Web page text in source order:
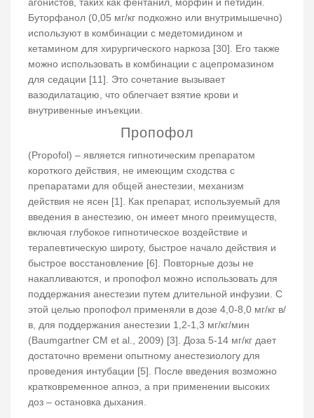
агонистов, таких как фентанил, морфин и петидин.
Буторфанол (0,05 мг/кг подкожно или внутримышечно)
используют в комбинации с медетомидином и
кетамином для хирургического наркоза [30]. Его также
можно использовать в комбинации с ацепромазином
для седации [11]. Это сочетание вызывает
вазодилатацию, что облегчает взятие крови и
внутривенные инъекции.
Пропофол
(Propofol) – является гипнотическим препаратом
короткого действия, не имеющим сходства с
препаратами для общей анестезии, механизм
действия не ясен [1]. Как препарат, используемый для
введения в анестезию, он имеет много преимуществ,
включая глубокое гипнотическое воздействие и
терапевтическую широту, быстрое начало действия и
быстрое восстановление [6]. Повторные дозы не
накапливаются, и пропофол можно использовать для
поддержания анестезии путем длительной инфузии. С
этой целью пропофол применяли в дозе 4,0-8,0 мг/кг в/
в, для поддержания анестезии 1,2-1,3 мг/кг/мин
(Baumgartner CM et al., 2009) [3]. Доза 5-14 мг/кг дает
достаточно времени опытному анестезиологу для
проведения интубации [5]. После введения возможно
кратковременное апноэ, а при применении высоких
доз – остановка дыхания.